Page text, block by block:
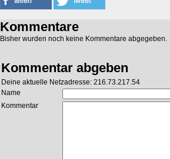
Kommentare
Bisher wurden noch keine Kommentare abgegeben.
Kommentar abgeben
Deine aktuelle Netzadresse: 216.73.217.54
Name
Kommentar